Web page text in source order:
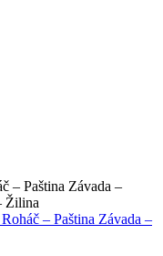
– Paština Závada –
Žilina
– Paština Závada –